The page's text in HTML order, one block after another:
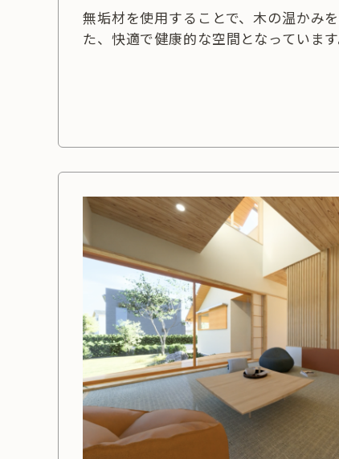
無垢材を使用することで、木の温かみ
た、快適で健康的な空間となっています